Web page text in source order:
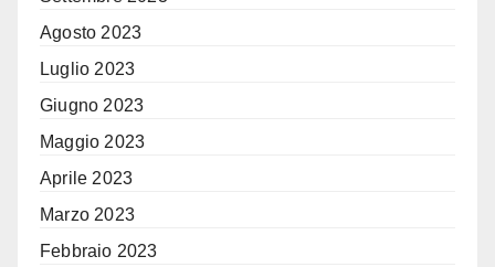
Agosto 2023
Luglio 2023
Giugno 2023
Maggio 2023
Aprile 2023
Marzo 2023
Febbraio 2023